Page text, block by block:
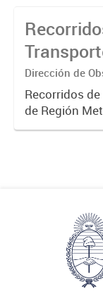
Buenos
Dirección de
Transporte,
Recorridos
de Región
Aires